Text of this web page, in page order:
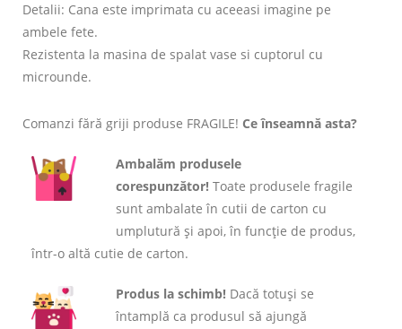
Detalii: Cana este imprimata cu aceeasi imagine pe
ambele fete.
Rezistenta la masina de spalat vase si cuptorul cu
microunde.
Comanzi fără griji produse FRAGILE! Ce înseamnă asta?
Ambalăm produsele
corespunzător! Toate produsele fragile
sunt ambalate în cutii de carton cu
umplutură și apoi, în funcție de produs,
într-o altă cutie de carton.
Produs la schimb! Dacă totuși se
întamplă ca produsul să ajungă